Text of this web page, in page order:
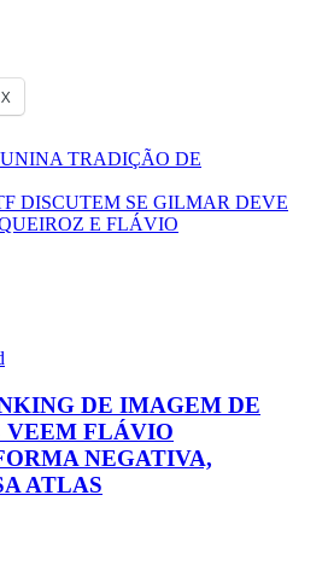
X
TRADIÇÃO DE
DISCUTEM SE GILMAR DEVE
E FLÁVIO
DE IMAGEM DE
VEEM FLÁVIO
NEGATIVA,
ATLAS